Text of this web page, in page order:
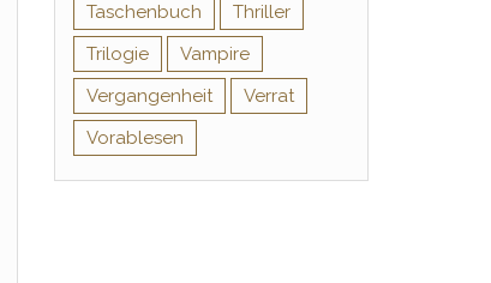
Taschenbuch
Thriller
Trilogie
Vampire
Vergangenheit
Verrat
Vorablesen